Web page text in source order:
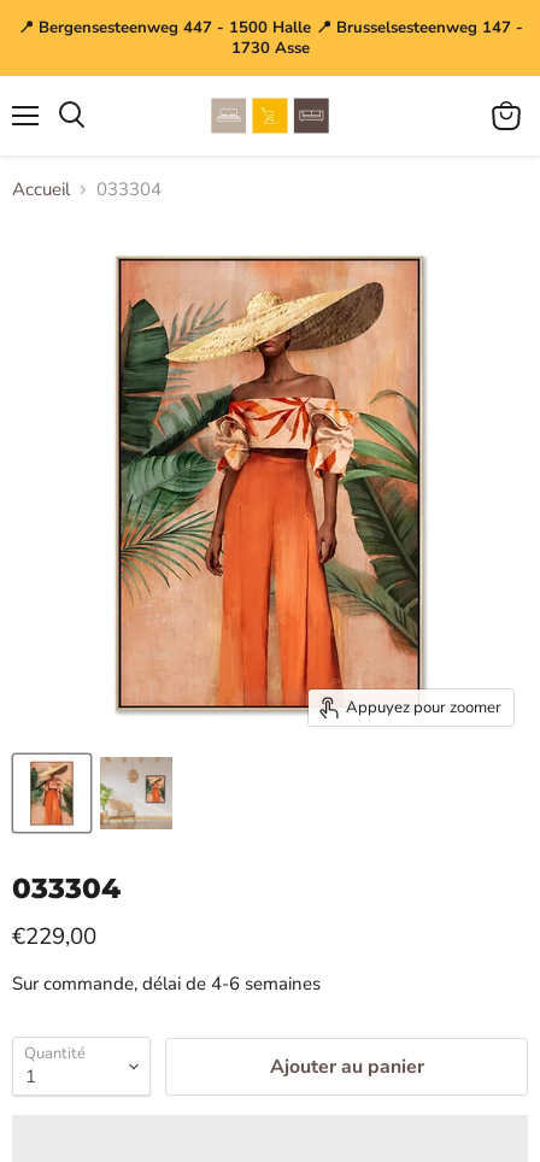
📍 Bergensesteenweg 447 - 1500 Halle 📍 Brusselsesteenweg 147 -
1730 Asse
Voir
Accueil 033304
Appuyez pour zoomer
033304
€229,00
Sur commande, délai de 4-6 semaines
Quantité Ajouter au panier